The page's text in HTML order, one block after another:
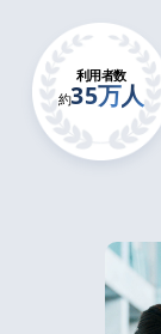
利用者数
約35万人